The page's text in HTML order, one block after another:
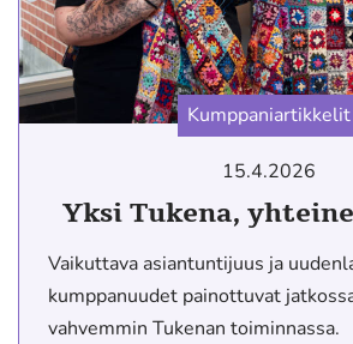
Kumppaniartikkelit
15.4.2026
Yksi Tukena,
Vaikuttava asiantuntijuus ja
kumppanuudet painottuvat
vahvemmin Tukenan toiminnassa.